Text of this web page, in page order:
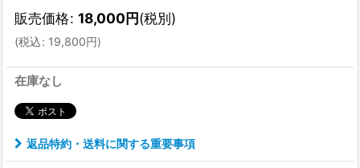
販売価格: 18,000円(税別)
(税込: 19,800円)
在庫なし
返品特約・送料に関する重要事項